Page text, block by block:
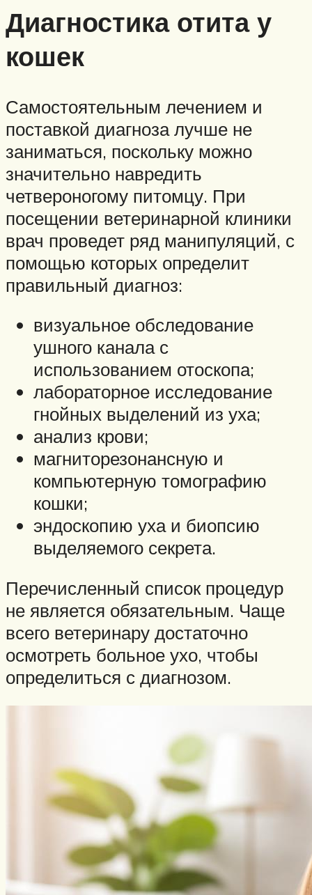
Диагностика отита у
кошек
Самостоятельным лечением и
поставкой диагноза лучше не
заниматься, поскольку можно
значительно навредить
четвероногому питомцу. При
посещении ветеринарной клиники
врач проведет ряд манипуляций, с
помощью которых определит
правильный диагноз:
визуальное обследование
ушного канала с
использованием отоскопа;
лабораторное исследование
гнойных выделений из уха;
анализ крови;
магниторезонансную и
компьютерную томографию
кошки;
эндоскопию уха и биопсию
выделяемого секрета.
Перечисленный список процедур
не является обязательным. Чаще
всего ветеринару достаточно
осмотреть больное ухо, чтобы
определиться с диагнозом.